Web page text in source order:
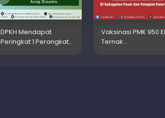
DPKH Mendapat
Peringkat 1 Perangkat…
Vaksinasi PMK 950
Ternak…